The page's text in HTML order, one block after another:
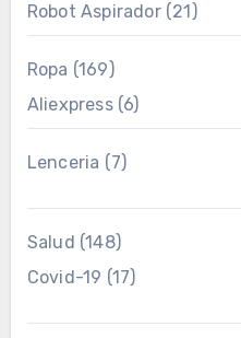
Robot Aspirador(21)
Ropa (169)
Aliexpress(6)
Lenceria (7)
Salud (148)
Covid-19 (17)